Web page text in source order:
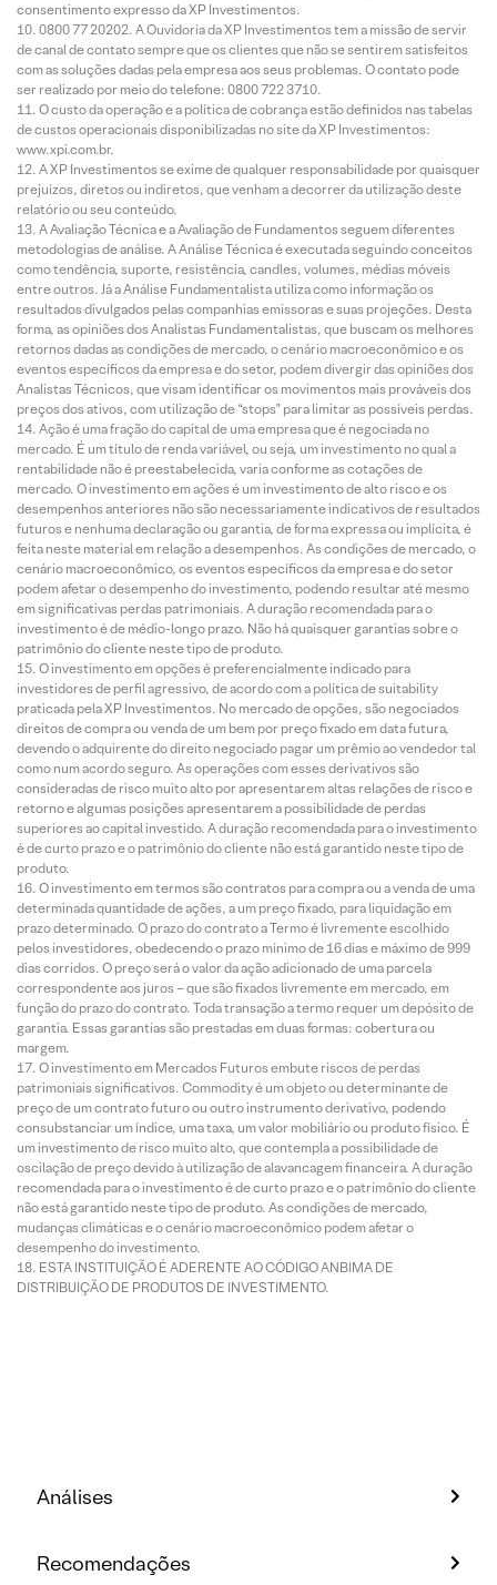
consentimento expresso da XP Investimentos.
0800 77 20202. A Ouvidoria da XP Investimentos tem a missão de servir
de canal de contato sempre que os clientes que não se sentirem satisfeitos
com as soluções dadas pela empresa aos seus problemas. O contato pode
ser realizado por meio do telefone: 0800 722 3710.
O custo da operação e a política de cobrança estão definidos nas tabelas
de custos operacionais disponibilizadas no site da XP Investimentos:
www.xpi.com.br.
A XP Investimentos se exime de qualquer responsabilidade por quaisquer
prejuízos, diretos ou indiretos, que venham a decorrer da utilização deste
relatório ou seu conteúdo.
A Avaliação Técnica e a Avaliação de Fundamentos seguem diferentes
metodologias de análise. A Análise Técnica é executada seguindo conceitos
como tendência, suporte, resistência, candles, volumes, médias móveis
entre outros. Já a Análise Fundamentalista utiliza como informação os
resultados divulgados pelas companhias emissoras e suas projeções. Desta
forma, as opiniões dos Analistas Fundamentalistas, que buscam os melhores
retornos dadas as condições de mercado, o cenário macroeconômico e os
eventos específicos da empresa e do setor, podem divergir das opiniões dos
Analistas Técnicos, que visam identificar os movimentos mais prováveis dos
preços dos ativos, com utilização de “stops” para limitar as possíveis perdas.
Ação é uma fração do capital de uma empresa que é negociada no
mercado. É um título de renda variável, ou seja, um investimento no qual a
rentabilidade não é preestabelecida, varia conforme as cotações de
mercado. O investimento em ações é um investimento de alto risco e os
desempenhos anteriores não são necessariamente indicativos de resultados
futuros e nenhuma declaração ou garantia, de forma expressa ou implícita, é
feita neste material em relação a desempenhos. As condições de mercado, o
cenário macroeconômico, os eventos específicos da empresa e do setor
podem afetar o desempenho do investimento, podendo resultar até mesmo
em significativas perdas patrimoniais. A duração recomendada para o
investimento é de médio-longo prazo. Não há quaisquer garantias sobre o
patrimônio do cliente neste tipo de produto.
O investimento em opções é preferencialmente indicado para
investidores de perfil agressivo, de acordo com a política de suitability
praticada pela XP Investimentos. No mercado de opções, são negociados
direitos de compra ou venda de um bem por preço fixado em data futura,
devendo o adquirente do direito negociado pagar um prêmio ao vendedor tal
como num acordo seguro. As operações com esses derivativos são
consideradas de risco muito alto por apresentarem altas relações de risco e
retorno e algumas posições apresentarem a possibilidade de perdas
superiores ao capital investido. A duração recomendada para o investimento
é de curto prazo e o patrimônio do cliente não está garantido neste tipo de
produto.
O investimento em termos são contratos para compra ou a venda de uma
determinada quantidade de ações, a um preço fixado, para liquidação em
prazo determinado. O prazo do contrato a Termo é livremente escolhido
pelos investidores, obedecendo o prazo mínimo de 16 dias e máximo de 999
dias corridos. O preço será o valor da ação adicionado de uma parcela
correspondente aos juros – que são fixados livremente em mercado, em
função do prazo do contrato. Toda transação a termo requer um depósito de
garantia. Essas garantias são prestadas em duas formas: cobertura ou
margem.
O investimento em Mercados Futuros embute riscos de perdas
patrimoniais significativos. Commodity é um objeto ou determinante de
preço de um contrato futuro ou outro instrumento derivativo, podendo
consubstanciar um índice, uma taxa, um valor mobiliário ou produto físico. É
um investimento de risco muito alto, que contempla a possibilidade de
oscilação de preço devido à utilização de alavancagem financeira. A duração
recomendada para o investimento é de curto prazo e o patrimônio do cliente
não está garantido neste tipo de produto. As condições de mercado,
mudanças climáticas e o cenário macroeconômico podem afetar o
desempenho do investimento.
ESTA INSTITUIÇÃO É ADERENTE AO CÓDIGO ANBIMA DE
DISTRIBUIÇÃO DE PRODUTOS DE INVESTIMENTO.
Análises
Recomendações